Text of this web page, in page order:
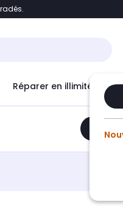
Accéder directement
Réparer en illimité avec